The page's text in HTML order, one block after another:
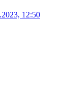
12:50